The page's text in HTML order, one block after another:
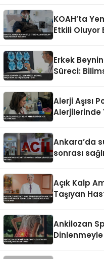
KOAH’ta
Etkili Oluyor
Erkek
Süreci:
Alerji Aşısı
Alerjilerinde
Ankara’da
sonrası
Açık Kalp
Taşıyan
Ankilozan
Dinlenmeyle